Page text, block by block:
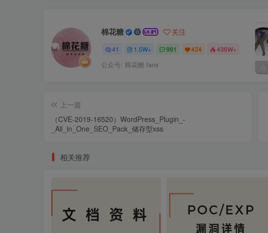
棉花糖 关注
41 1.5W+ 991 424 436W+
公众号: 棉花糖 fans
上一篇
（CVE-2019-16520）WordPress_Plugin_-
_All_in_One_SEO_Pack_储存型xss
相关推荐